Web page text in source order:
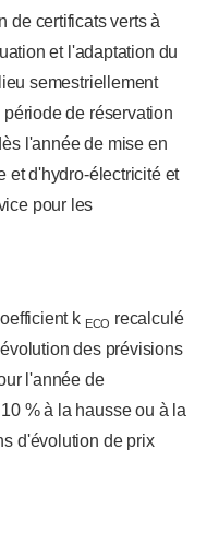
de certificats verts à
et l'adaptation du
semestriellement
de réservation
l'année de mise en
et d'hydro-électricité et
pour les
k ECO recalculé
des prévisions
l'année de
% à la hausse ou à la
d'évolution de prix